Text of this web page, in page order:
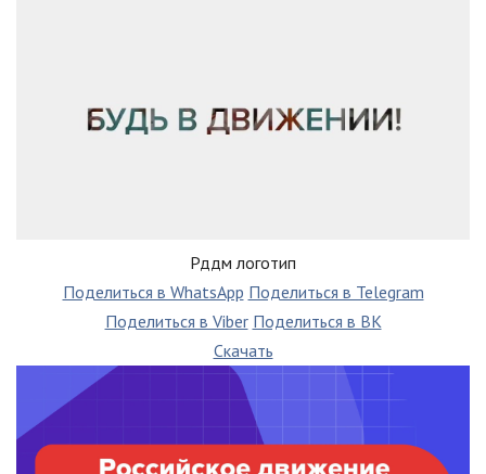
Рддм логотип
Поделиться в WhatsApp Поделиться в Telegram
Поделиться в Viber Поделиться в ВК
Скачать